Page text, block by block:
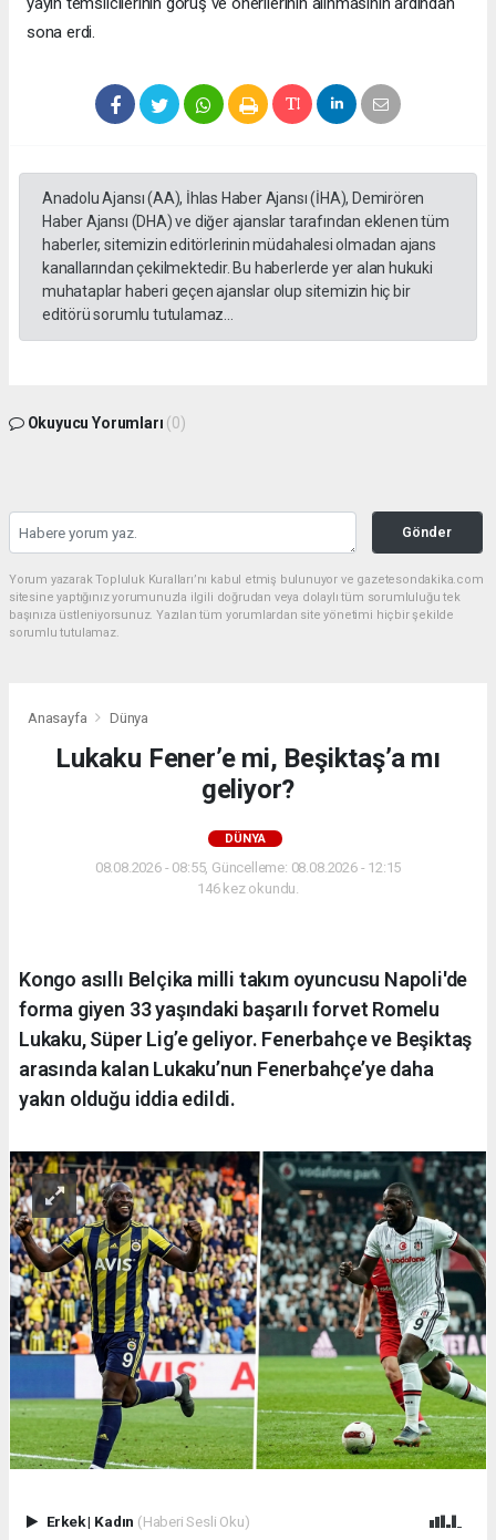
sona erdi.
Anadolu Ajansı (AA), İhlas Haber Ajansı (İHA), Demirören
Haber Ajansı (DHA) ve diğer ajanslar tarafından eklenen tüm
haberler, sitemizin editörlerinin müdahalesi olmadan ajans
kanallarından çekilmektedir. Bu haberlerde yer alan hukuki
muhataplar haberi geçen ajanslar olup sitemizin hiç bir
editörü sorumlu tutulamaz...
Okuyucu Yorumları (0)
Gönder
Yorum yazarak Topluluk Kuralları’nı kabul etmiş bulunuyor ve gazetesondakika.com
sitesine yaptığınız yorumunuzla ilgili doğrudan veya dolaylı tüm sorumluluğu tek
başınıza üstleniyorsunuz. Yazılan tüm yorumlardan site yönetimi hiçbir şekilde
sorumlu tutulamaz.
Anasayfa Dünya
Lukaku Fener’e mi, Beşiktaş’a mı
geliyor?
DÜNYA
08.08.2026 - 08:55, Güncelleme: 08.08.2026 - 12:15
146 kez okundu.
Kongo asıllı Belçika milli takım oyuncusu Napoli'de
forma giyen 33 yaşındaki başarılı forvet Romelu
Lukaku, Süper Lig’e geliyor. Fenerbahçe ve Beşiktaş
arasında kalan Lukaku’nun Fenerbahçe’ye daha
yakın olduğu iddia edildi.
Erkek| Kadın (Haberi Sesli Oku)